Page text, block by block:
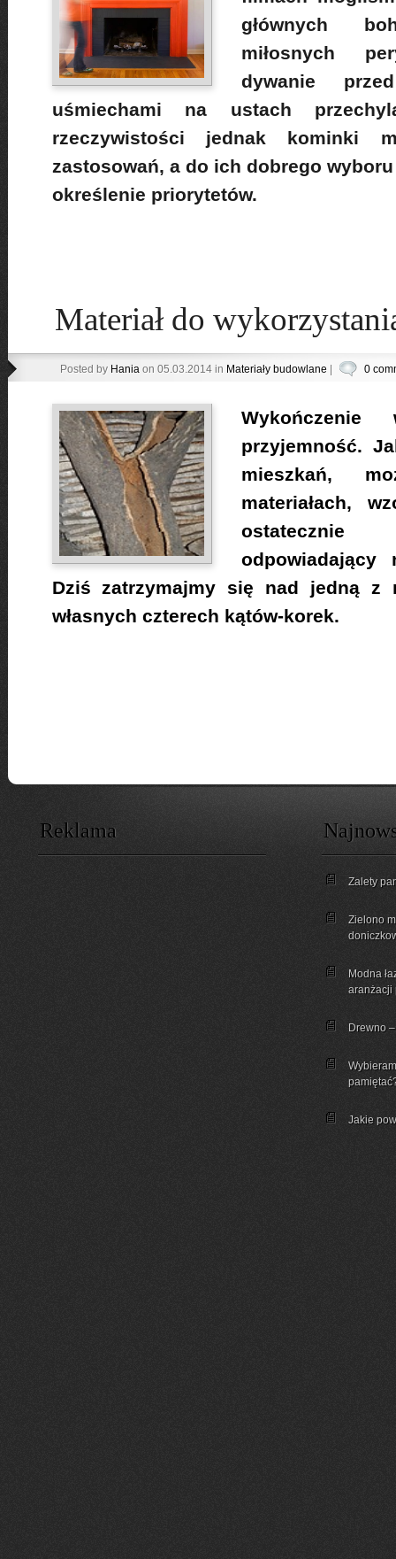
głównych
miłosnych
dywanie
uśmiechami na ustach
rzeczywistości jednak kominki
zastosowań, a do ich dobrego
określenie priorytetów.
Materiał do
Posted by Haniaon 05.03.2014 in Materiały budowlane 0
przyjemność.
mieszkań,
materiałach,
Dziś zatrzymajmy się nad jedną z
własnych czterech kątów-korek.
Reklama
Zalety
Zielono
Modna
aranżacji
Drewno
Jakie